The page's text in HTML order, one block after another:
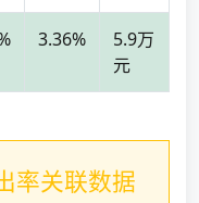
3.36%
5.9万
元
率关联数据